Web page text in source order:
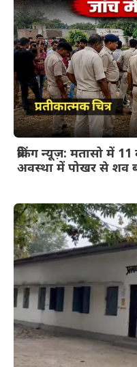
ब्रेकिंग न्यूज़: मतासो में
अवस्था में पोखर से शव